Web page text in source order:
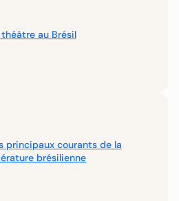
théâtre au Brésil
principaux courants de la
brésilienne